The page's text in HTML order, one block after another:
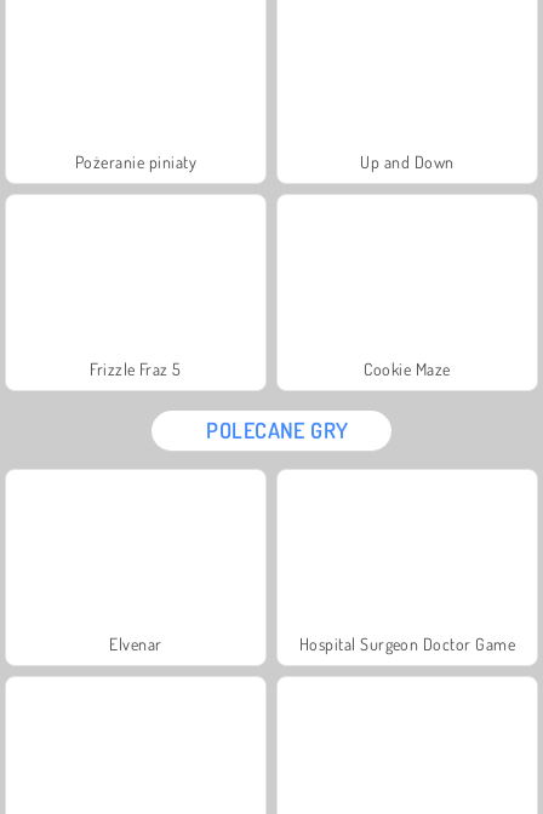
Pożeranie piniaty Up and Down
Frizzle Fraz 5 Cookie Maze
POLECANE GRY
Elvenar Hospital Surgeon Doctor Game